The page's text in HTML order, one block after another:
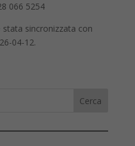
066 5254
sincronizzata con
04-12.
Cerca